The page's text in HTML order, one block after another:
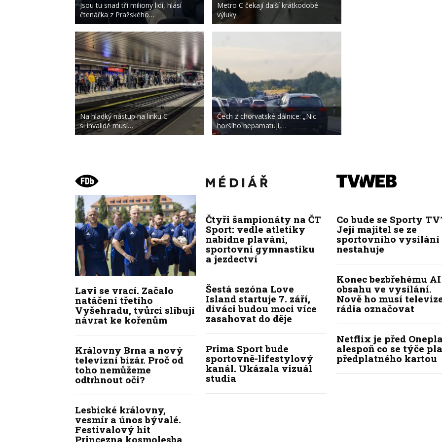
Jsou tu snad tři miliony lidí, hlásí
čtenářka z Pražského…
Na hladký nástup na linku C
si invalidé musí…
Metro C čekají další krátkodobé
výluky
Čech z chorvatské dálnice: „Nic
horšího nepamatuji,…
Lavi se vrací. Začalo
natáčení třetího
Vyšehradu, tvůrci slibují
návrat ke kořenům
Královny Brna a nový
televizní bizár. Proč od
toho nemůžeme
odtrhnout oči?
Lesbické královny,
vesmír a únos bývalé.
Festivalový hit
Princezna kosmolesba
Čtyři šampionáty na ČT
Sport: vedle atletiky
nabídne plavání,
sportovní gymnastiku
a jezdectví
Šestá sezóna Love
Island startuje 7. září,
diváci budou moci více
zasahovat do děje
Prima Sport bude
sportovně-lifestylový
kanál. Ukázala vizuál
studia
Co bude se Sporty
Její majitel se ze
sportovního vysílání
nestahuje
Konec bezbřehému AI
obsahu ve vysílání.
Nově ho musí
rádia označovat
Netflix je před
alespoň co se týče
předplatného kartou